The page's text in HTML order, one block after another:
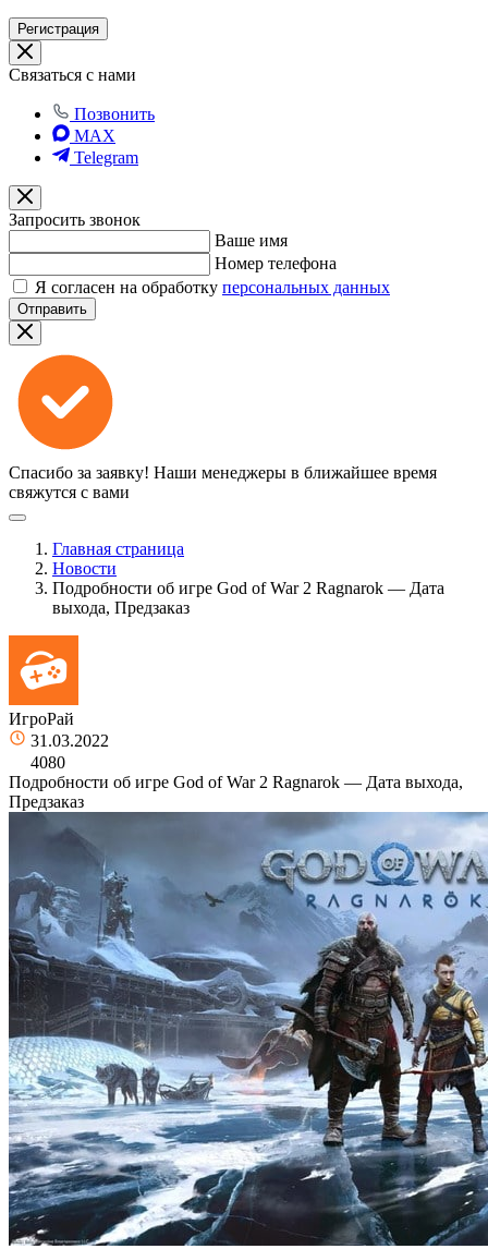
Регистрация
Связаться с нами
Позвонить
MAX
Telegram
Запросить звонок
Ваше имя
Номер телефона
Я согласен на обработку персональных данных
Отправить
Спасибо за заявку! Наши менеджеры в ближайшее время
свяжутся с вами
Главная страница
Новости
Подробности об игре God of War 2 Ragnarok — Дата
выхода, Предзаказ
ИгроРай
31.03.2022
4080
Подробности об игре God of War 2 Ragnarok — Дата выхода,
Предзаказ